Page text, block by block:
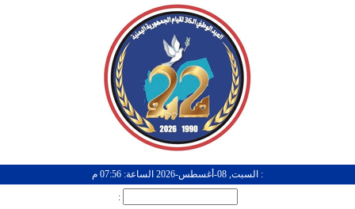
: السبت, 08-أغسطس-2026 الساعة: 07:56 م
: